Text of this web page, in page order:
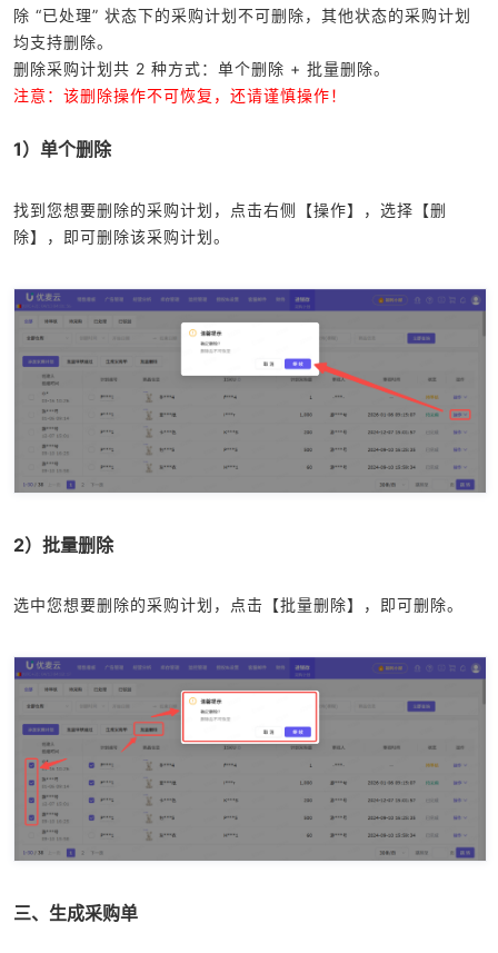
除 “已处理” 状态下的采购计划不可删除，其他状态的采购计划
均支持删除。
删除采购计划共 2 种方式：单个删除 + 批量删除。
注意：该删除操作不可恢复，还请谨慎操作！
1）单个删除
找到您想要删除的采购计划，点击右侧【操作】，选择【删
除】，即可删除该采购计划。
2）批量删除
选中您想要删除的采购计划，点击【批量删除】，即可删除。
三、生成采购单